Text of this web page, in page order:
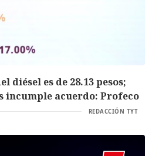
diésel es de 28.13 pesos;
incumple acuerdo: Profeco
REDACCIÓN TYT